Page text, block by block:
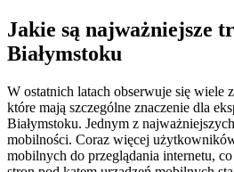
Jakie są najważniejsze
Białymstoku
W ostatnich latach obserwuje się wiele
które mają szczególne znaczenie dla
Białymstoku. Jednym z
mobilności. Coraz więcej
mobilnych do przeglądania internetu,